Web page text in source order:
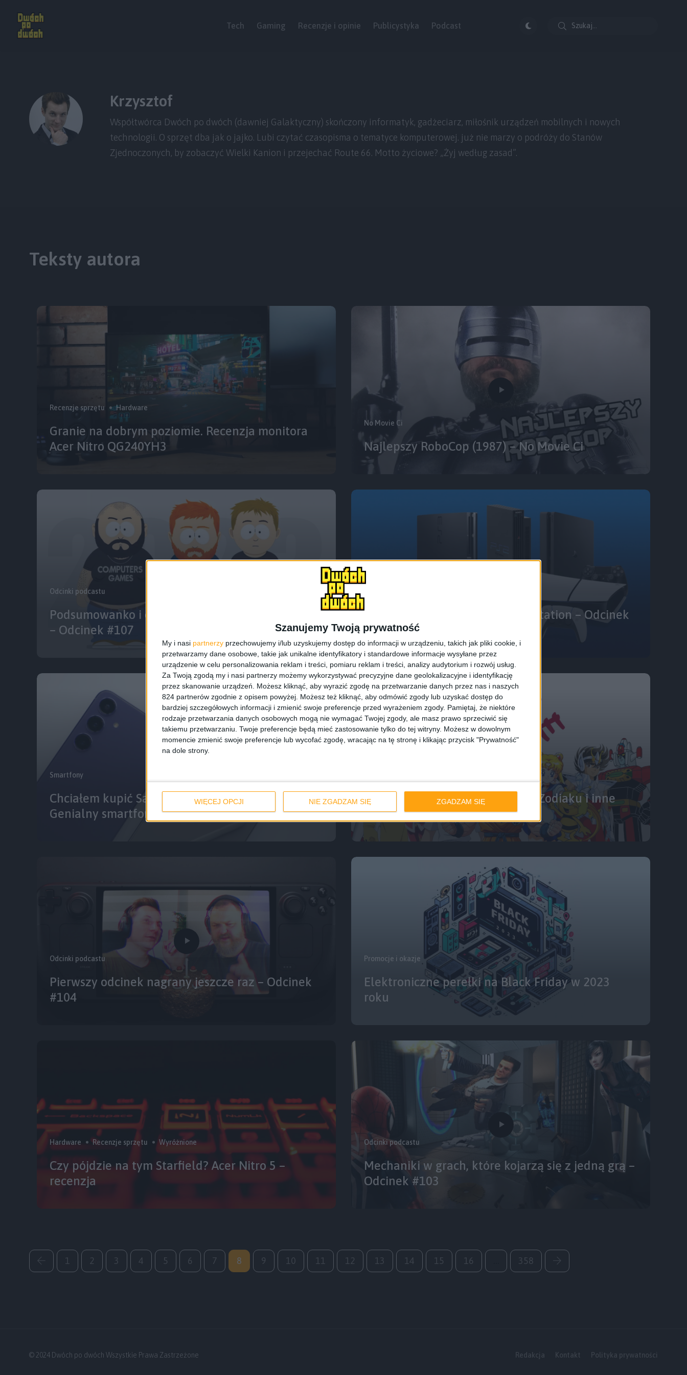
Szanujemy Twoją prywatność
My i nasi partnerzy przechowujemy i/lub uzyskujemy dostęp do informacji w urządzeniu, takich jak pliki cookie, i
przetwarzamy dane osobowe, takie jak unikalne identyfikatory i standardowe informacje wysyłane przez
urządzenie w celu personalizowania reklam i treści, pomiaru reklam i treści, analizy audytorium i rozwój usług.
Za Twoją zgodą my i nasi partnerzy możemy wykorzystywać precyzyjne dane geolokalizacyjne i identyfikację
przez skanowanie urządzeń. Możesz kliknąć, aby wyrazić zgodę na przetwarzanie danych przez nas i naszych
824 partnerów zgodnie z opisem powyżej. Możesz też kliknąć, aby odmówić zgody lub uzyskać dostęp do
bardziej szczegółowych informacji i zmienić swoje preferencje przed wyrażeniem zgody. Pamiętaj, że niektóre
rodzaje przetwarzania danych osobowych mogą nie wymagać Twojej zgody, ale masz prawo sprzeciwić się
takiemu przetwarzaniu. Twoje preferencje będą mieć zastosowanie tylko do tej witryny. Możesz w dowolnym
momencie zmienić swoje preferencje lub wycofać zgodę, wracając na tę stronę i klikając przycisk "Prywatność"
na dole strony.
WIĘCEJ OPCJI NIE ZGADZAM SIĘ ZGADZAM SIĘ
Tech Gaming Recenzje i opinie Publicystyka Podcast
Krzysztof
Współtwórca Dwóch po dwóch (dawniej Galaktyczny) skończony informatyk, gadżeciarz, miłośnik urządzeń mobilnych i nowych
technologii. O sprzęt dba jak o jajko. Lubi czytać czasopisma o tematyce komputerowej. już nie marzy o podróży do Stanów
Zjednoczonych, by zobaczyć Wielki Kanion i przejechać Route 66. Motto życiowe? „Żyj według zasad”.
Teksty autora
Recenzje sprzętu Hardware
Granie na dobrym poziomie. Recenzja monitora
Acer Nitro QG240YH3
No Movie Ci
Najlepszy RoboCop (1987) – No Movie Ci
Odcinki podcastu
Podsumowanko i oczekiwanko: Gry, Filmy, Seriale
– Odcinek #107
Gadamy o konsolach Sony PlayStation – Odcinek
#106
Smartfony
Chciałem kupić Samsunga Galaxy S24 Ultra.
Genialny smartfon, ale już mi trochę przeszło
Dragon Ball, Yattaman, Rycerze Zodiaku i inne
anime – Odcinek #105
Odcinki podcastu
Pierwszy odcinek nagrany jeszcze raz – Odcinek
#104
Promocje i okazje
Elektroniczne perełki na Black Friday w 2023
roku
Hardware Recenzje sprzętu Wyróżnione
Czy pójdzie na tym Starfield? Acer Nitro 5 –
recenzja
Odcinki podcastu
Mechaniki w grach, które kojarzą się z jedną grą –
Odcinek #103
1 2 3 4 5 6 7 8 9 10 11 12 13 14 15 16 358
© 2024 Dwóch po dwóch Wszystkie Prawa Zastrzeżone Redakcja Kontakt Polityka prywatności